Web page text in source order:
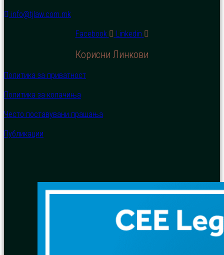
info@tjlaw.com.mk
Facebook Linkedin
Корисни Линкови
Политика за приватност
Политика за колачиња
Често поставувани прашања
Публикации